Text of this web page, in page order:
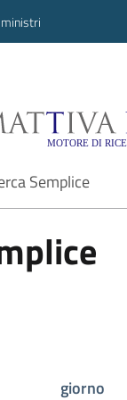
ministri
Semplice
giorno